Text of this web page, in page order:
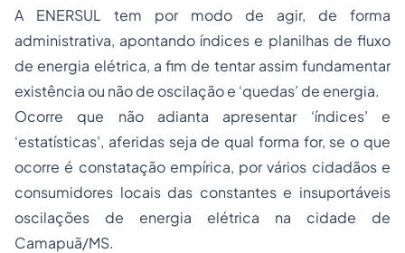
A ENERSUL tem por modo de agir, de forma
administrativa, apontando índices e planilhas de fluxo
de energia elétrica, a fim de tentar assim fundamentar
existência ou não de oscilação e ‘quedas’ de energia.
Ocorre que não adianta apresentar ‘índices’ e
‘estatísticas’, aferidas seja de qual forma for, se o que
ocorre é constatação empírica, por vários cidadãos e
consumidores locais das constantes e insuportáveis
oscilações de energia elétrica na cidade de
Camapuã/MS.